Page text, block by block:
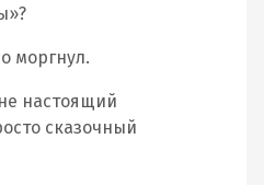
моргнул.
настоящий
сказочный